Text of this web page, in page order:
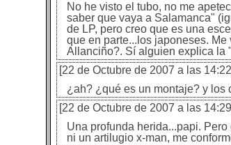
No he visto el tubo, no me
saber que vaya a Salamanca"
de LP, pero creo que es una
que en parte...los japoneses.
Allanciño?. Sí alguien explica la
[22 de Octubre de 2007 a las
¿ah? ¿qué es un montaje? y
[22 de Octubre de 2007 a las
Una profunda herida...papi.
ni un artilugio x-man, me